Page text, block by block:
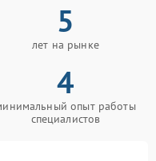
5
лет на рынке
4
опыт работы
специалистов